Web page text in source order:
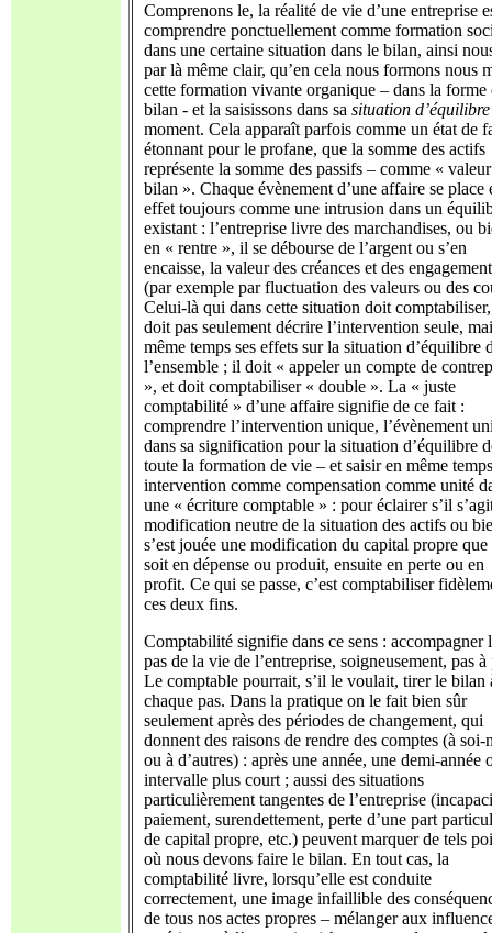
Comprenons le, la réalité de vie d’une entreprise
comprendre ponctuellement comme formation
dans une certaine situation dans le bilan, ainsi
par là même clair, qu’en cela nous formons nous
cette formation vivante organique – dans la forme
bilan - et la saisissons dans sa situation d’équilibre
moment. Cela apparaît parfois comme un état de
étonnant pour le profane, que la somme des actifs
représente la somme des passifs – comme «
bilan ». Chaque évènement d’une affaire se place
effet toujours comme une intrusion dans un
existant : l’entreprise livre des marchandises, ou
en « rentre », il se débourse de l’argent ou s’en
encaisse, la valeur des créances et des
(par exemple par fluctuation des valeurs ou des
Celui-là qui dans cette situation doit
doit pas seulement décrire l’intervention seule,
même temps ses effets sur la situation d’équilibre
l’ensemble ; il doit « appeler un compte de
», et doit comptabiliser « double ». La « juste
comptabilité » d’une affaire signifie de ce fait :
comprendre l’intervention unique, l’évènement
dans sa signification pour la situation d’équilibre
toute la formation de vie – et saisir en même temps
intervention comme compensation comme unité
une « écriture comptable » : pour éclairer s’il
modification neutre de la situation des actifs ou
s’est jouée une modification du capital propre que
soit en dépense ou produit, ensuite en perte ou en
profit. Ce qui se passe, c’est comptabiliser
ces deux fins.
Comptabilité signifie dans ce sens : accompagner
pas de la vie de l’entreprise, soigneusement, pas à
Le comptable pourrait, s’il le voulait, tirer le bilan
chaque pas. Dans la pratique on le fait bien sûr
seulement après des périodes de changement, qui
donnent des raisons de rendre des comptes (à soi-
ou à d’autres) : après une année, une demi-année
intervalle plus court ; aussi des situations
particulièrement tangentes de l’entreprise
paiement, surendettement, perte d’une part
de capital propre, etc.) peuvent marquer de tels
où nous devons faire le bilan. En tout cas, la
comptabilité livre, lorsqu’elle est conduite
correctement, une image infaillible des
de tous nos actes propres – mélanger aux